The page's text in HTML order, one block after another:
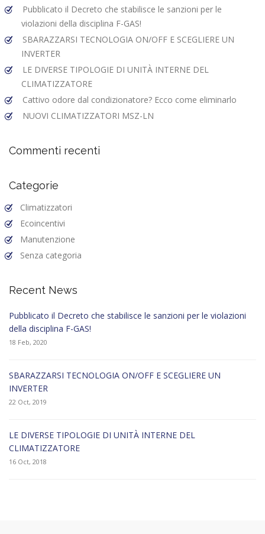
Pubblicato il Decreto che stabilisce le sanzioni per le
violazioni della disciplina F-GAS!
SBARAZZARSI TECNOLOGIA ON/OFF E SCEGLIERE UN
INVERTER
LE DIVERSE TIPOLOGIE DI UNITÀ INTERNE DEL
CLIMATIZZATORE
Cattivo odore dal condizionatore? Ecco come eliminarlo
NUOVI CLIMATIZZATORI MSZ-LN
Commenti recenti
Categorie
Climatizzatori
Ecoincentivi
Manutenzione
Senza categoria
Recent News
Pubblicato il Decreto che stabilisce le sanzioni per le violazioni
della disciplina F-GAS!
18 Feb, 2020
SBARAZZARSI TECNOLOGIA ON/OFF E SCEGLIERE UN
INVERTER
22 Oct, 2019
LE DIVERSE TIPOLOGIE DI UNITÀ INTERNE DEL
CLIMATIZZATORE
16 Oct, 2018